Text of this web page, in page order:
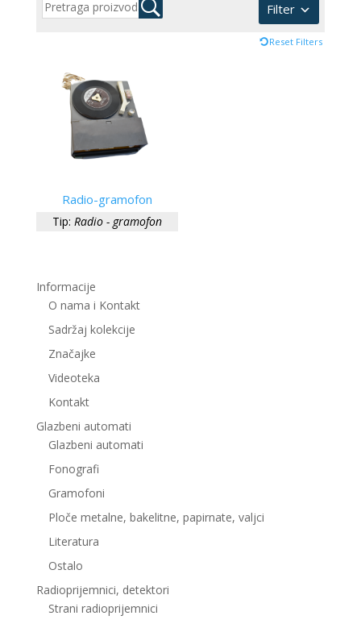
Filter
Reset Filters
Radio-gramofon
Tip: Radio - gramofon
Informacije
O nama i Kontakt
Sadržaj kolekcije
Značajke
Videoteka
Kontakt
Glazbeni automati
Glazbeni automati
Fonografi
Gramofoni
Ploče metalne, bakelitne, papirnate, valjci
Literatura
Ostalo
Radioprijemnici, detektori
Strani radioprijemnici